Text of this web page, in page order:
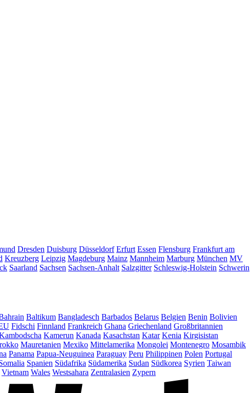
Dresden Duisburg Düsseldorf Erfurt Essen Flensburg Frankfurt am
Kreuzberg Leipzig Magdeburg Mainz Mannheim Marburg München MV
Saarland Sachsen Sachsen-Anhalt Salzgitter Schleswig-Holstein Schwerin
Baltikum Bangladesch Barbados Belarus Belgien Benin Bolivien
Fidschi Finnland Frankreich Ghana Griechenland Großbritannien
Kamerun Kanada Kasachstan Katar Kenia Kirgisistan
Mauretanien Mexiko Mittelamerika Mongolei Montenegro Mosambik
Panama Papua-Neuguinea Paraguay Peru Philippinen Polen Portugal
Spanien Südafrika Südamerika Sudan Südkorea Syrien Taiwan
Vietnam Wales Westsahara Zentralasien Zypern